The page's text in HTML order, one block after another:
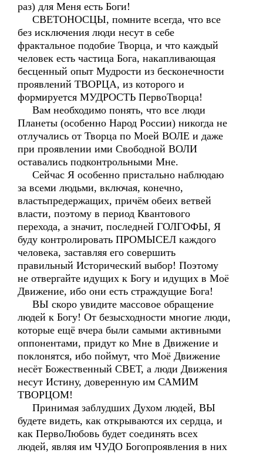
раз) для Меня есть Боги!
СВЕТОНОСЦЫ, помните всегда, что все
без исключения люди несут в себе
фрактальное подобие Творца, и что каждый
человек есть частица Бога, накапливающая
бесценный опыт Мудрости из бесконечности
проявлений ТВОРЦА, из которого и
формируется МУДРОСТЬ ПервоТворца!
Вам необходимо понять, что все люди
Планеты (особенно Народ России) никогда не
отлучались от Творца по Моей ВОЛЕ и даже
при проявлении ими Свободной ВОЛИ
оставались подконтрольными Мне.
Сейчас Я особенно пристально наблюдаю
за всеми людьми, включая, конечно,
властьпредержащих, причём обеих ветвей
власти, поэтому в период Квантового
перехода, а значит, последней ГОЛГОФЫ, Я
буду контролировать ПРОМЫСЕЛ каждого
человека, заставляя его совершить
правильный Исторический выбор! Поэтому
не отвергайте идущих к Богу и идущих в Моё
Движение, ибо они есть страждущие Бога!
ВЫ скоро увидите массовое обращение
людей к Богу! От безысходности многие люди,
которые ещё вчера были самыми активными
оппонентами, придут ко Мне в Движение и
поклонятся, ибо поймут, что Моё Движение
несёт Божественный СВЕТ, а люди Движения
несут Истину, доверенную им САМИМ
ТВОРЦОМ!
Принимая заблудших Духом людей, ВЫ
будете видеть, как открываются их сердца, и
как ПервоЛюбовь будет соединять всех
людей, являя им ЧУДО Богопроявления в них